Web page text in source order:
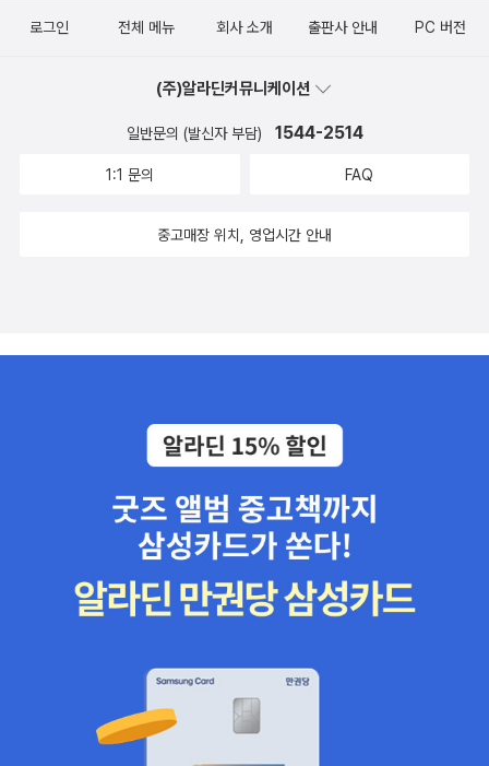
로그인 전체 메뉴 회사 소개 출판사 안내 PC 버전
(주)알라딘커뮤니케이션
일반문의 (발신자 부담) 1544-2514
1:1 문의 FAQ
중고매장 위치, 영업시간 안내